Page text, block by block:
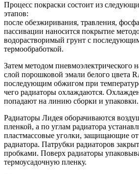
Процесс покраски состоит из
этапов:
после обезжиривания, травления,
пассивации наносится покрытие
водорастворимый грунт с
термообработкой.
Затем методом пневмоэлектрического
слой порошковой эмали белого цвета
последующим обжигом при
чего радиаторы охлаждаются.
попадают на линию сборки и упаковки.
Радиаторы Лидея оборачиваются
пленкой, а по углам радиатора
пластмассовые уголки, защищающие
радиатора. Патрубки радиаторов
пробками. Поверх радиаторы
термоусадочную пленку.